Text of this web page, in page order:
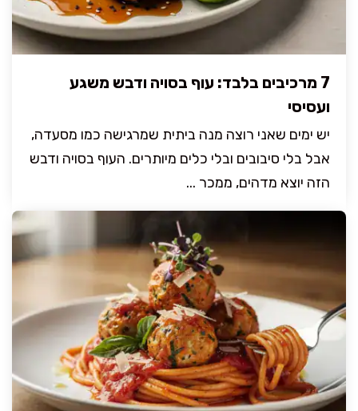
7 מרכיבים בלבד: עוף בסויה ודבש משגע
ועסיסי
יש ימים שאני רוצה מנה ביתית שמרגישה כמו מסעדה,
אבל בלי סיבובים ובלי כלים מיותרים. העוף בסויה ודבש
הזה יוצא מדהים, ממכר ...